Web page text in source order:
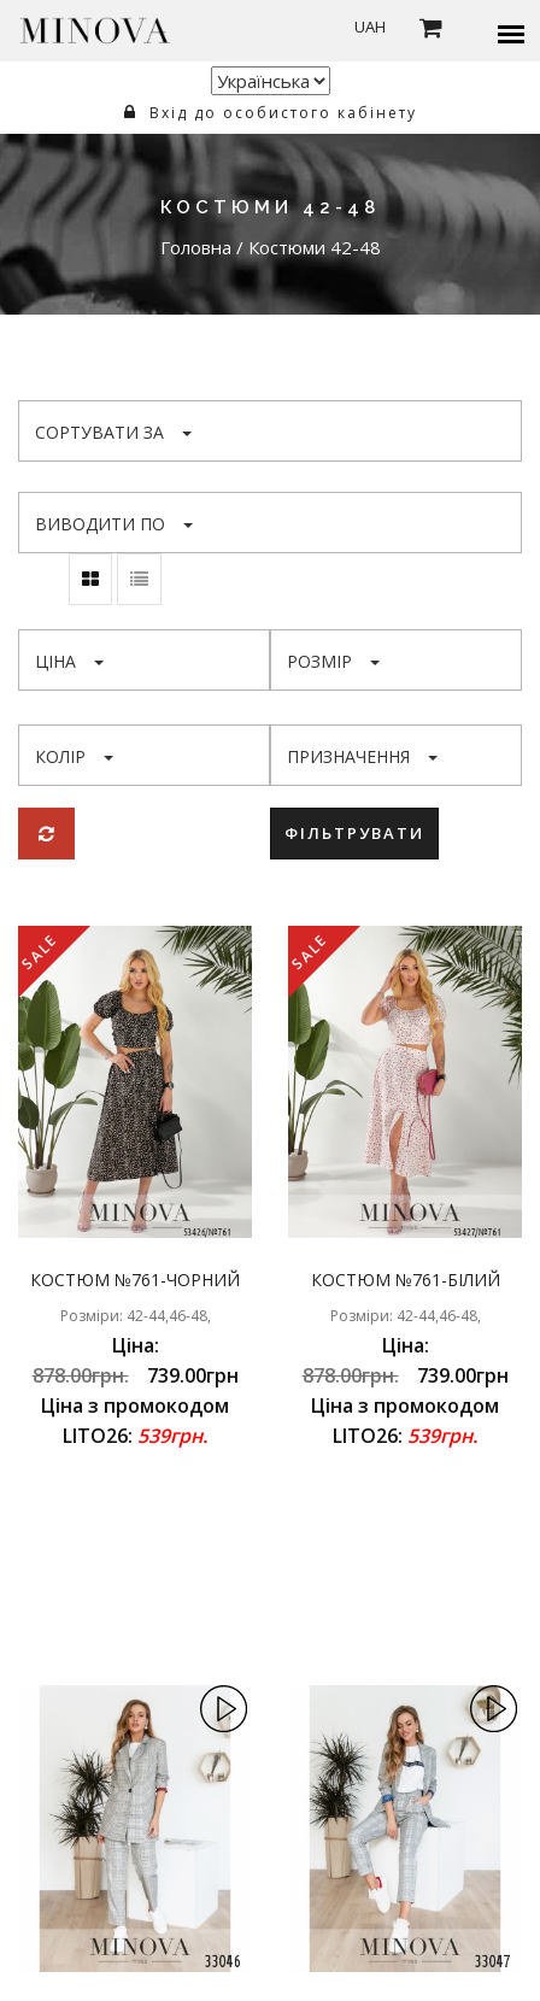
UAH
Вхід до особистого кабінету
КОСТЮМИ 42-48
Головна / Костюми 42-48
СОРТУВАТИ ЗА
ВИВОДИТИ ПО
ЦІНА РОЗМІР
КОЛІР ПРИЗНАЧЕННЯ
ФІЛЬТРУВАТИ
SALE
КОСТЮМ №761-ЧОРНИЙ
Розміри: 42-44,46-48,
Ціна:
878.00грн.
739.00грн
Ціна з промокодом
LITO26: 539грн.
SALE
КОСТЮМ №761-БІЛИЙ
Розміри: 42-44,46-48,
Ціна:
878.00грн.
739.00грн
Ціна з промокодом
LITO26: 539грн.